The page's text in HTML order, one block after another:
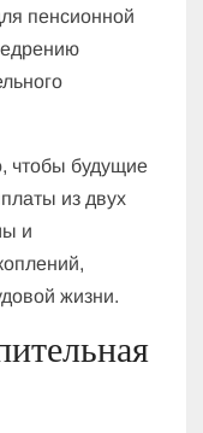
пенсионной
чтобы будущие
из двух
и
жизни.